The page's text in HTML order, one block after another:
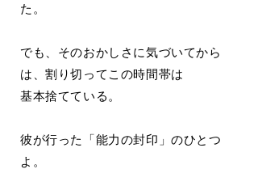
た。
でも、そのおかしさに気づいてから
は、割り切ってこの時間帯は
基本捨てている。
彼が行った「能力の封印」のひとつ
よ。